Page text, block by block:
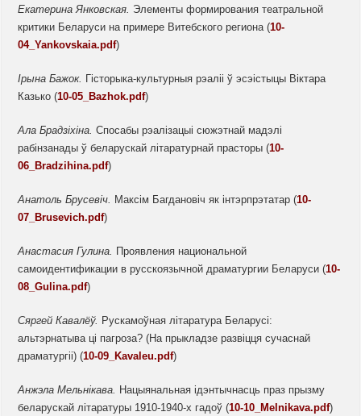
Екатерина Янковская. Элементы формирования театральной
критики Беларуси на примере Витебского региона (10-
04_Yankovskaia.pdf)
ІрынаБажок. Гісторыка-культурныя рэаліі ў эсэістыцы Віктара
Казько (10-05_Bazhok.pdf)
АлаБрадзіхіна.Спосабы рэалізацыі сюжэтнай мадэлі
рабінзанады ў беларускай літаратурнай прасторы (10-
06_Bradzihina.pdf)
Анатоль Брусевіч. Максім Багдановіч як інтэрпрэтатар (10-
07_Brusevich.pdf)
Анастасия Гулина. Проявления национальной
самоидентификации в русскоязычной драматургии Беларуси (10-
08_Gulina.pdf)
СяргейКавалёў. Рускамоўная літаратура Беларусі:
альтэрнатыва ці пагроза? (На прыкладзе развіцця сучаснай
драматургіі) (10-09_Kavaleu.pdf)
Анжэла Мельнікава. Нацыянальная ідэнтычнасць праз прызму
беларускай літаратуры 1910-1940-х гадоў (10-10_Melnikava.pdf)